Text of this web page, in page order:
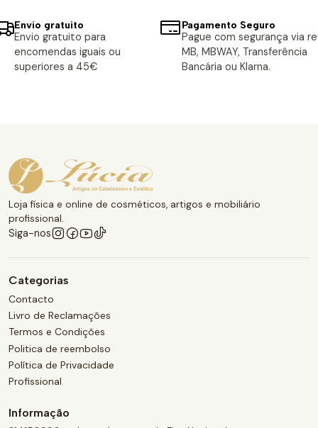
Envio gratuito
Envio gratuito para
encomendas iguais ou
superiores a 45€
Pagamento Seguro
Pague com segurança via
MB, MBWAY, Transferência
Bancária ou Klarna.
Loja física e online de cosméticos, artigos e mobiliário
profissional.
Siga-nos
Categorias
Contacto
Livro de Reclamações
Termos e Condições
Politica de reembolso
Política de Privacidade
Profissional
Informação